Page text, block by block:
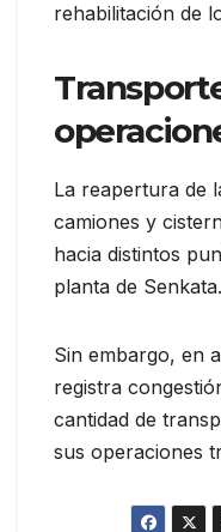
rehabilitación de
La reapertura de
camiones y
hacia distintos
planta de Senkata.
Sin embargo, en
registra
cantidad de
sus operaciones